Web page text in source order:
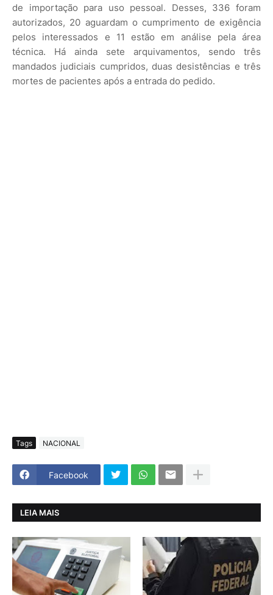
de importação para uso pessoal. Desses, 336 foram
autorizados, 20 aguardam o cumprimento de exigência
pelos interessados e 11 estão em análise pela área
técnica. Há ainda sete arquivamentos, sendo três
mandados judiciais cumpridos, duas desistências e três
mortes de pacientes após a entrada do pedido.
Tags NACIONAL
Facebook
LEIA MAIS